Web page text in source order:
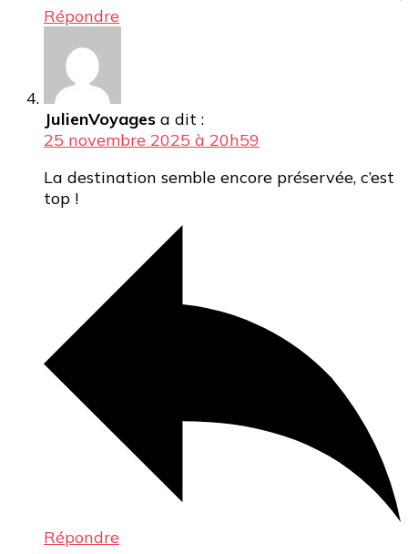
Répondre
JulienVoyages a dit :
25 novembre 2025 à 20h59
La destination semble encore préservée, c’est
top !
Répondre